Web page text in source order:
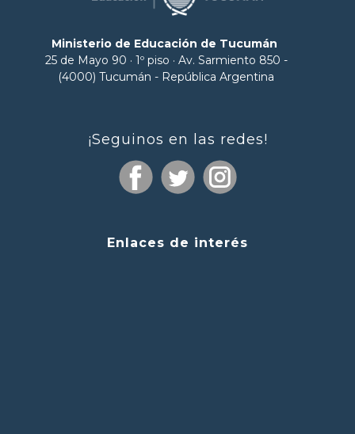
Ministerio de Educación de Tucumán
25 de Mayo 90 · 1º piso · Av. Sarmiento 850 -
(4000) Tucumán - República Argentina
¡Seguinos en las redes!
Enlaces de interés